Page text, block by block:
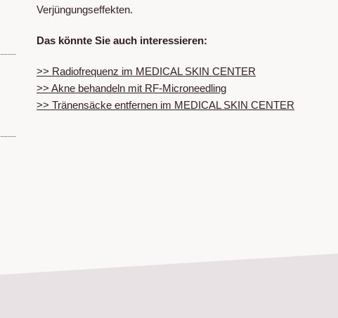
Verjüngungseffekten.
Das könnte Sie auch interessieren:
>> Radiofrequenz im MEDICAL SKIN CENTER
>> Akne behandeln mit RF-Microneedling
>> Tränensäcke entfernen im MEDICAL SKIN CENTER